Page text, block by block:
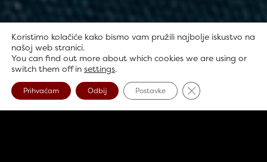
Koristimo kolačiće kako bismo vam pružili najbolje iskustvo na
našoj web stranici.
You can find out more about which cookies we are using or
switch them off in settings.
Prihvaćam Odbij Postavke Close GDPR